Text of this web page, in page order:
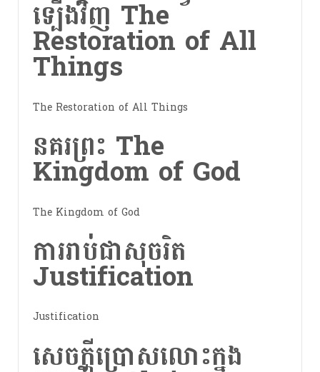
ទ្បើងវិញ The
Restoration of All
Things
The Restoration of All Things
នគរព្រះ The
Kingdom of God
The Kingdom of God
ការរាប់ជាសុចរិត
Justification
Justification
សេចក្តីប្រោសលោះក្នុង